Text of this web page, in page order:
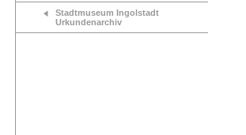
Stadtmuseum Ingolstadt
Urkundenarchiv